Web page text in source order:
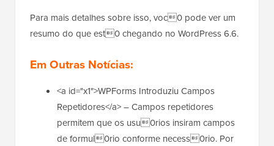
Para mais detalhes sobre isso, voc0 pode ver um
resumo do que est0 chegando no WordPress 6.6.
Em Outras Notícias:
<a id="x1">WPForms Introduziu Campos
Repetidores</a> – Campos repetidores
permitem que os usu0rios insiram campos
de formul0rio conforme necess0rio. Por